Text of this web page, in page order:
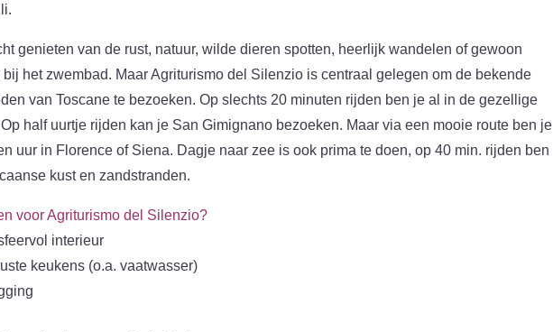
genieten van de rust, natuur, wilde dieren spotten, heerlijk wandelen of gewoon
bij het zwembad. Maar Agriturismo del Silenzio is centraal gelegen om de bekende
van Toscane te bezoeken. Op slechts 20 minuten rijden ben je al in de gezellige
half uurtje rijden kan je San Gimignano bezoeken. Maar via een mooie route ben je
uur in Florence of Siena. Dagje naar zee is ook prima te doen, op 40 min. rijden ben
kust en zandstranden.
voor Agriturismo del Silenzio?
interieur
keukens (o.a. vaatwasser)